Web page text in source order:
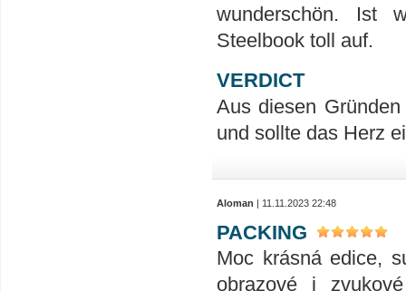
wunderschön. Ist
Steelbook toll auf.
VERDICT
Aus diesen
und sollte das Herz
Aloman | 11.11.2023 22:48
PACKING
Moc krásná edice,
obrazové i